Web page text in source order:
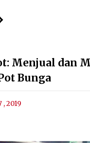
Menjual dan
Bunga
2019